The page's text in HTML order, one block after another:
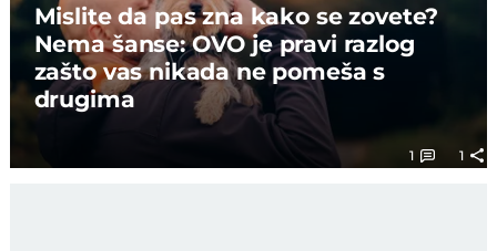
Mislite da pas zna kako se zovete?
Nema šanse: OVO je pravi razlog
zašto vas nikada ne pomeša s
drugima
1 1